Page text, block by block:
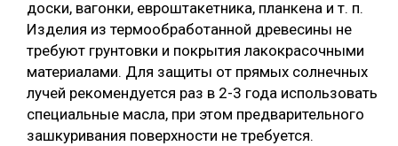
доски, вагонки, евроштакетника, планкена и т. п.
Изделия из термообработанной древесины не
требуют грунтовки и покрытия лакокрасочными
материалами. Для защиты от прямых солнечных
лучей рекомендуется раз в 2-3 года использовать
специальные масла, при этом предварительного
зашкуривания поверхности не требуется.